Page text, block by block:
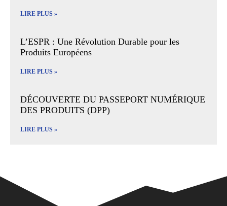
LIRE PLUS »
L’ESPR : Une Révolution Durable pour les
Produits Européens
LIRE PLUS »
DÉCOUVERTE DU PASSEPORT NUMÉRIQUE
DES PRODUITS (DPP)
LIRE PLUS »